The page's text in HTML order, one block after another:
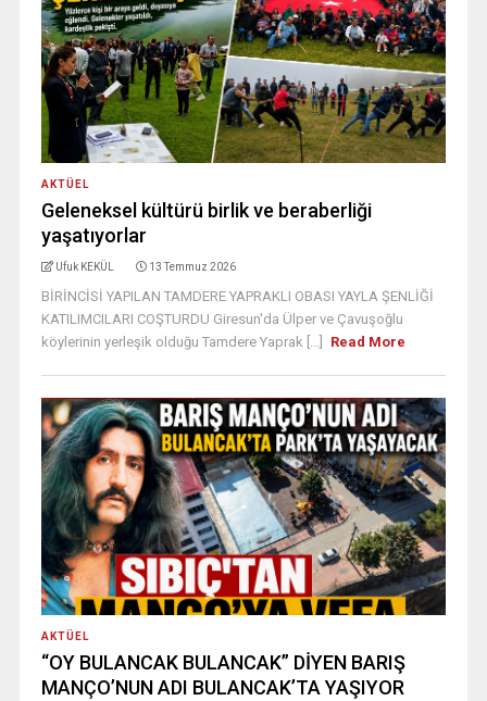
AKTÜEL
Geleneksel kültürü birlik ve beraberliği
yaşatıyorlar
Ufuk KEKÜL 13 Temmuz 2026
BİRİNCİSİ YAPILAN TAMDERE YAPRAKLI OBASI YAYLA ŞENLİĞİ
KATILIMCILARI COŞTURDU Giresun'da Ülper ve Çavuşoğlu
köylerinin yerleşik olduğu Tamdere Yaprak [...]
Read More
AKTÜEL
“OY BULANCAK BULANCAK” DİYEN BARIŞ
MANÇO’NUN ADI BULANCAK’TA YAŞIYOR